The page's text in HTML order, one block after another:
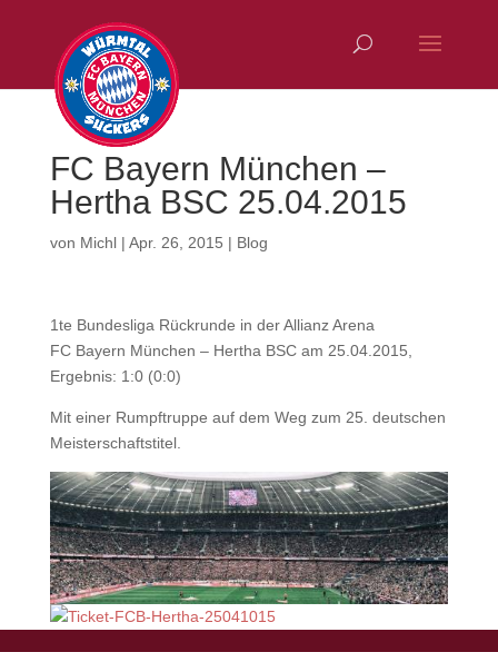
FC Bayern München –
Hertha BSC 25.04.2015
von Michl| Apr. 26, 2015 | Blog
1te Bundesliga Rückrunde in der Allianz Arena
FC Bayern München – Hertha BSC am 25.04.2015,
Ergebnis: 1:0 (0:0)
Mit einer Rumpftruppe auf dem Weg zum 25. deutschen
Meisterschaftstitel.